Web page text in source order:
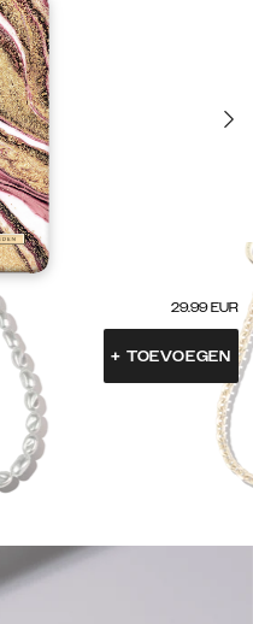
29.99 EUR
+ TOEVOEGEN